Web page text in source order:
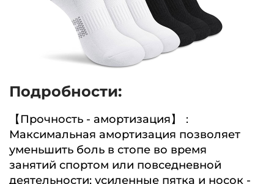
Подробности:
【Прочность - амортизация】：
Максимальная амортизация позволяет
уменьшить боль в стопе во время
занятий спортом или повседневной
деятельности; усиленные пятка и носок -